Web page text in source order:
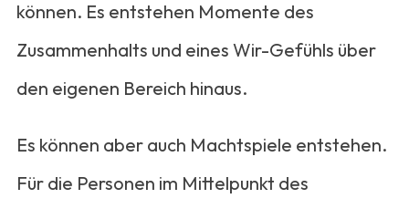
können. Es entstehen Momente des
Zusammenhalts und eines Wir-Gefühls über
den eigenen Bereich hinaus.
Es können aber auch Machtspiele entstehen.
Für die Personen im Mittelpunkt des